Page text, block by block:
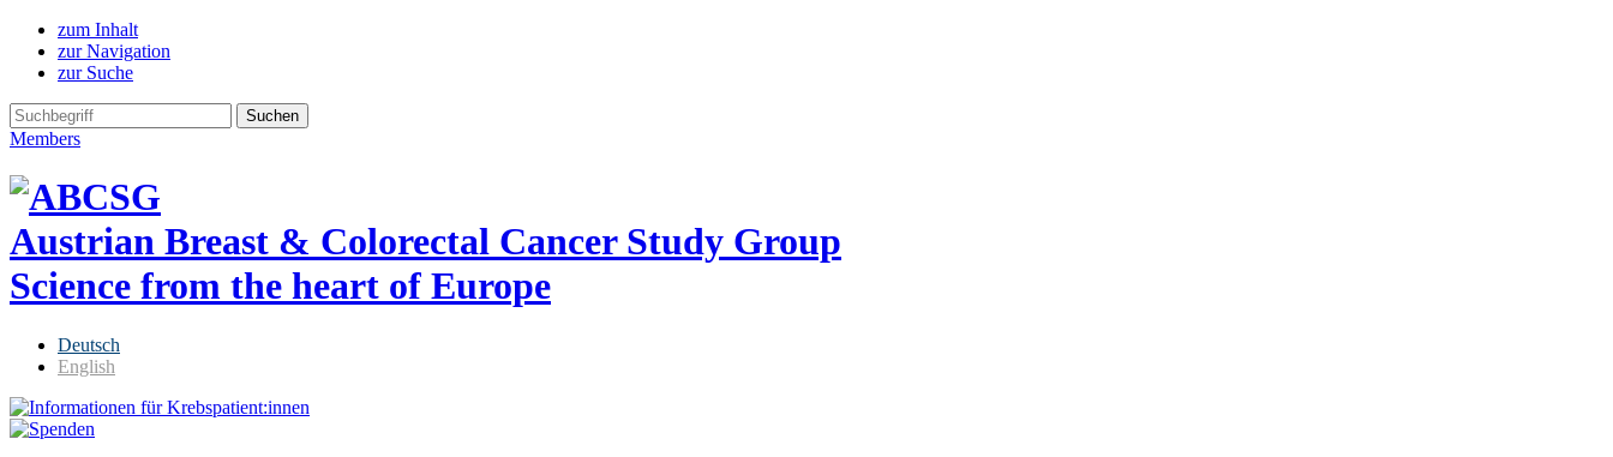
zum Inhalt
zur Navigation
zur Suche
Members
Austrian Breast & Colorectal Cancer Study Group
Science from the heart of Europe
Deutsch
English